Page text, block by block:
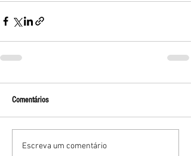
Comentários
Escreva um comentário